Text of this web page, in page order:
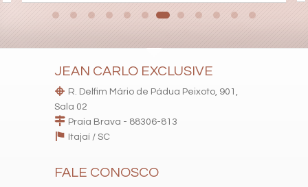
Elevador
Espaço Zen
Box de Praia
Hall Decorado e Mobiliado
Infra para Veículos Elétricos
Acessibilidade para PNE
Hidromassagem
JEAN CARLO EXCLUSIVE
R. Delfim Mário de Pádua Peixoto, 901,
Sala 02
Praia Brava - 88306-813
Itajaí / SC
FALE CONOSCO